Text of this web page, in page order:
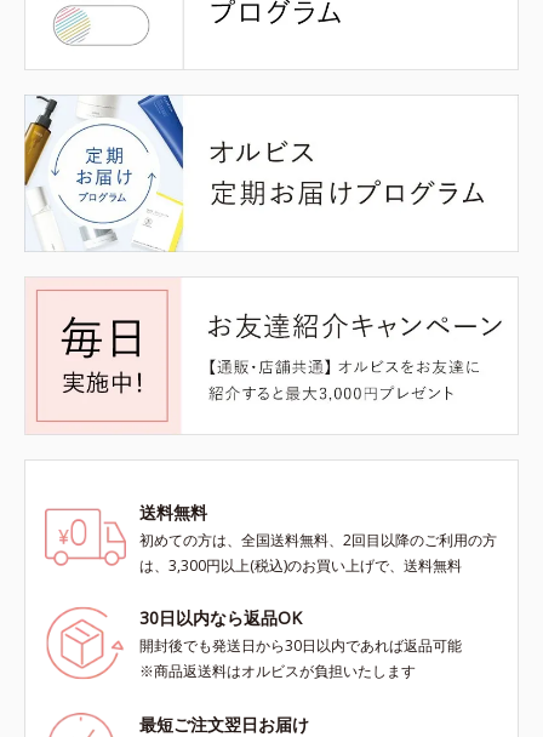
送料無料
初めての方は、全国送料無料、2回目以降のご利用の方
は、3,300円以上(税込)のお買い上げで、送料無料
30日以内なら返品OK
開封後でも発送日から30日以内であれば返品可能
※商品返送料はオルビスが負担いたします
最短ご注文翌日お届け